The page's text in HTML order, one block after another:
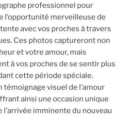
professionnel pour
merveilleuse de
avec vos proches à travers
Ces photos captureront non
et votre amour, mais
à vos proches de se sentir plus
cette période spéciale.
témoignage visuel de l’amour
ainsi une occasion unique
imminente du nouveau